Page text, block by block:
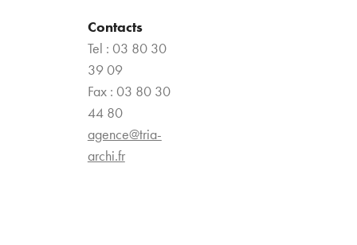
Contacts
Tel : 03 80 30
39 09
Fax : 03 80 30
44 80
agence@tria-
archi.fr